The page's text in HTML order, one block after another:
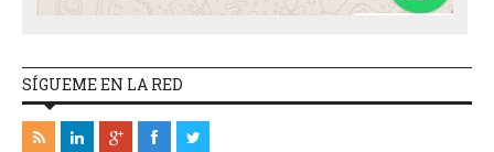
SÍGUEME EN LA RED